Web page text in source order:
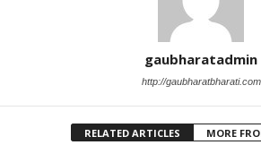
gaubharatadmin
http://gaubharatbharati.com
RELATED ARTICLES MORE